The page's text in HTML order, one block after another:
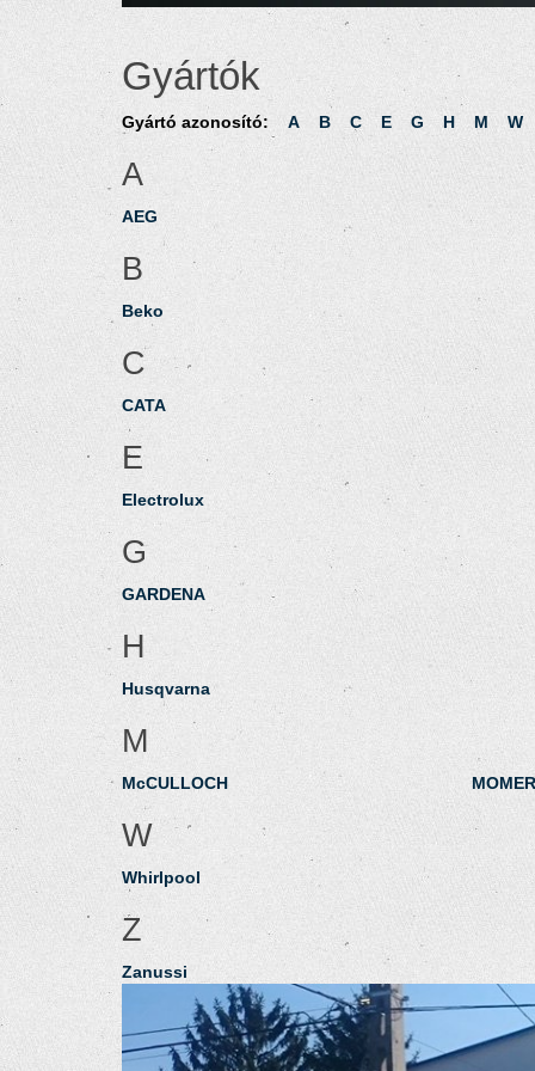
Gyártók
Gyártó azonosító: A B C E G H M W
A
AEG
B
Beko
C
CATA
E
Electrolux
G
GARDENA
H
Husqvarna
M
McCULLOCH
W
Whirlpool
Z
Zanussi